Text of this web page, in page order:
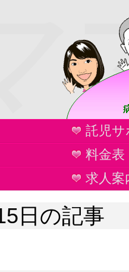
託児
料金表
求人案
日の記事